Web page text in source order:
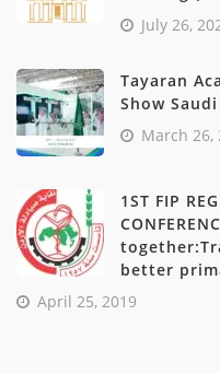
July 26,
Tayaran
Show
March 26,
1ST FIP
better
April 25, 2019